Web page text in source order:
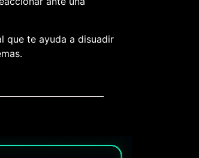
que te ayuda a disuadir